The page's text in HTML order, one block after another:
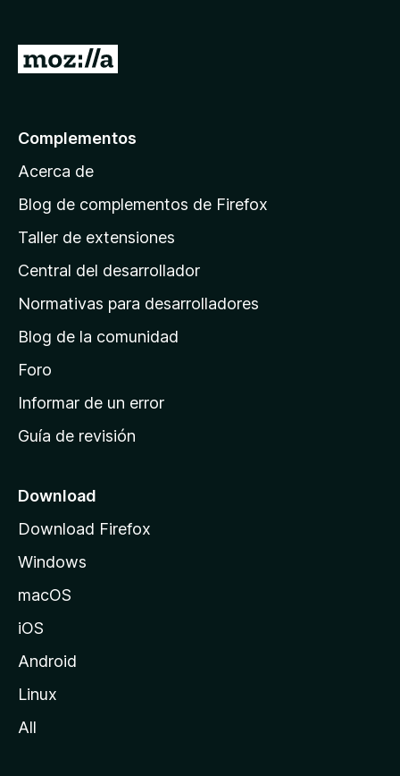
p
á
n
a
e
i
n
c
o
e
M
i
l
Complementos
Acerca de
Blog de complementos de Firefox
Taller de extensiones
Central del desarrollador
Normativas para desarrolladores
Blog de la comunidad
Foro
Informar de un error
Guía de revisión
Download
Download Firefox
Windows
macOS
iOS
Android
Linux
All